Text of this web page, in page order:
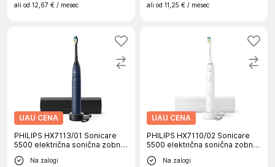
ali od 12,67 € / mesec ali od 11,25 € / mesec
UAU CENA
PHILIPS HX7113/01 Sonicare
5500 električna sonična zobna
ščetka
Na zalogi
UAU CENA
PHILIPS HX7110/02 Sonicare
5500 električna sonična zobna
ščetka
Na zalogi